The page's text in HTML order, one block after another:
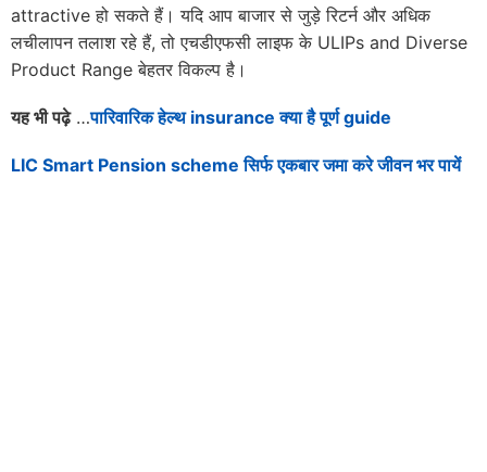
attractive हो सकते हैं। यदि आप बाजार से जुड़े रिटर्न और अधिक
लचीलापन तलाश रहे हैं, तो एचडीएफसी लाइफ के ULIPs and Diverse
Product Range बेहतर विकल्प है।
यह भी पढ़े…पारिवारिक हेल्थ insurance क्या है पूर्ण guide
LIC Smart Pension scheme सिर्फ एकबार जमा करे जीवन भर पायें